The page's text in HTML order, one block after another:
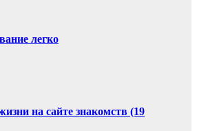
легко
на сайте знакомств (19